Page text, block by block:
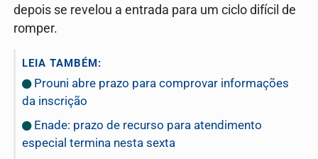
depois se revelou a entrada para um ciclo difícil de
romper.
LEIA TAMBÉM:
Prouni abre prazo para comprovar informações
da inscrição
Enade: prazo de recurso para atendimento
especial termina nesta sexta